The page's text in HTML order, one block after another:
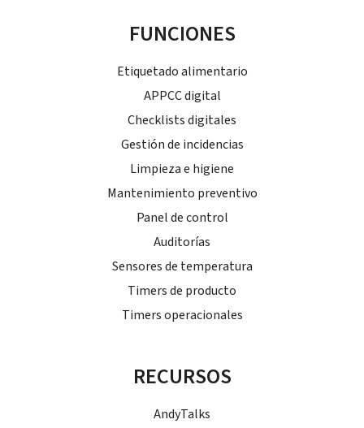
FUNCIONES
Etiquetado alimentario
APPCC digital
Checklists digitales
Gestión de incidencias
Limpieza e higiene
Mantenimiento preventivo
Panel de control
Auditorías
Sensores de temperatura
Timers de producto
Timers operacionales
RECURSOS
AndyTalks